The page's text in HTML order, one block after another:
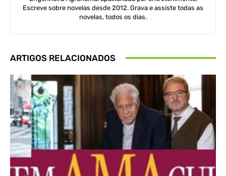
Escreve sobre novelas desde 2012. Grava e assiste todas as
novelas, todos os dias.
ARTIGOS RELACIONADOS